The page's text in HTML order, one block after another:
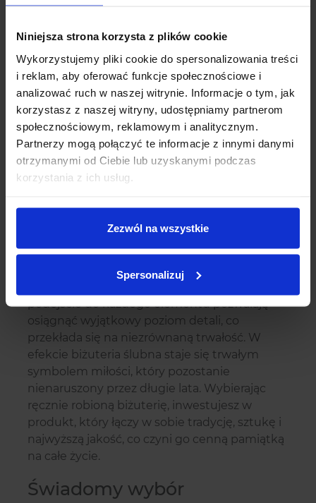
Niniejsza strona korzysta z plików cookie
Wykorzystujemy pliki cookie do spersonalizowania treści
i reklam, aby oferować funkcje społecznościowe i
analizować ruch w naszej witrynie. Informacje o tym, jak
korzystasz z naszej witryny, udostępniamy partnerom
społecznościowym, reklamowym i analitycznym.
Partnerzy mogą połączyć te informacje z innymi danymi
otrzymanymi od Ciebie lub uzyskanymi podczas
korzystania z ich usług.
Zezwól na wszystkie
Spersonalizuj
idealnie dopasowane do Twoich marzeń i
Trwałość i jakość
Trwałość i jakość to fundamenty, na których
opiera się ręcznie robiona biżuteria ślubna.
Wykorzystanie najwyższej jakości materiałów
oraz rzemieślnicza precyzja w każdym etapie
produkcji gwarantują, że taka biżuteria jest
znacznie bardziej wytrzymała w porównaniu
Wyselekcjonowane metale szlachetne i inne
komponenty są nie tylko estetyczne, ale
działanie czasu.
podejście do każdego elementu pozwalają
osiągnąć wyjątkowy poziom detali, co
przekłada się na niezrównaną trwałość. W
efekcie biżuteria ślubna staje się trwałym
symbolem miłości, który pozostanie
nienaruszony przez długie lata. Wybierając
ręcznie robioną biżuterię, inwestujesz w
produkt, który łączy w sobie tradycję, sztukę i
najwyższą jakość, co czyni go cenną pamiątką
na całe życie.
Świadomy wybór